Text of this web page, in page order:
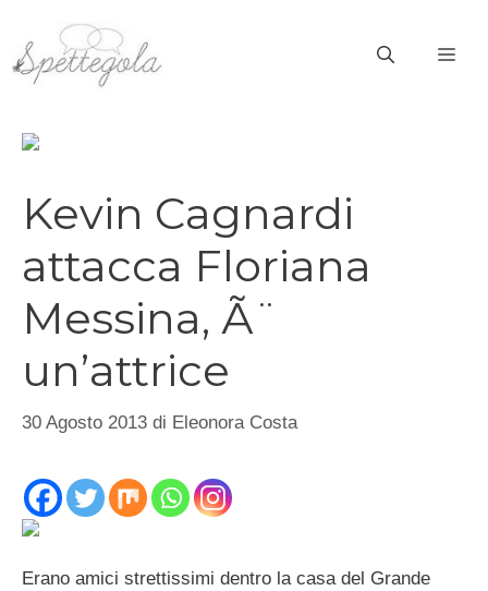
contenuto
Kevin Cagnardi
attacca Floriana
Messina, Ã¨
un’attrice
30 Agosto 2013 di Eleonora Costa
Erano amici strettissimi dentro la casa del Grande